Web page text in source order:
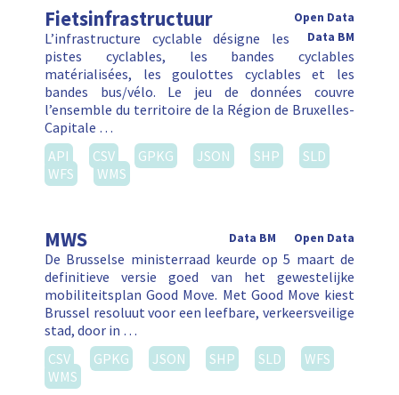
Fietsinfrastructuur
Open Data
Data BM
L’infrastructure cyclable désigne les
pistes cyclables, les bandes cyclables
matérialisées, les goulottes cyclables et les
bandes bus/vélo. Le jeu de données couvre
l’ensemble du territoire de la Région de Bruxelles-
Capitale …
API
CSV GPKG JSON SHP
SLD
WFS
WMS
MWS Open Data
Data BM
De Brusselse ministerraad keurde op 5 maart de
definitieve versie goed van het gewestelijke
mobiliteitsplan Good Move. Met Good Move kiest
Brussel resoluut voor een leefbare, verkeersveilige
stad, door in …
CSV
GPKG JSON SHP SLD
WFS
WMS